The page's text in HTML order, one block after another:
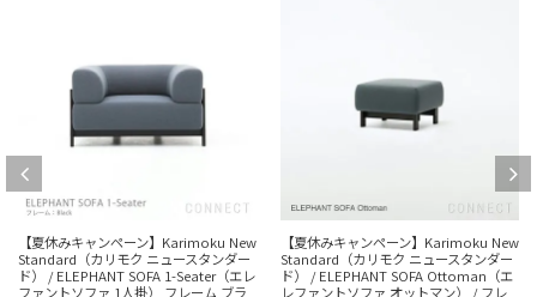
【夏休みキャンペーン】Karimoku New
Standard（カリモク ニュースタンダー
ド） / ELEPHANT SOFA 1-Seater（エレ
ファントソファ 1人掛） フレーム ブラ
【夏休みキャンペーン】Karimoku New
Standard（カリモク ニュースタンダー
ド） / ELEPHANT SOFA Ottoman（エ
レファントソファ オットマン） / フレ